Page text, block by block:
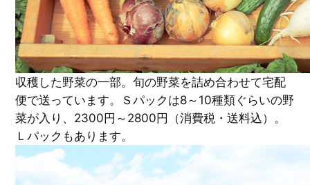
収穫した野菜の一部。旬の野菜を詰め合わせて宅配
便で送っています。Ｓパックは8～10種類ぐらいの野
菜が入り、2300円～2800円（消費税・送料込）。
Ｌパックもあります。